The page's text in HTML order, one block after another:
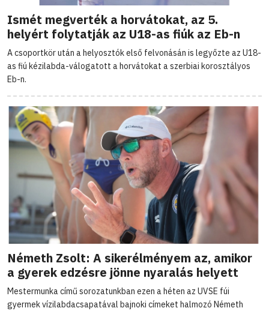
Ismét megverték a horvátokat, az 5.
helyért folytatják az U18-as fiúk az Eb-n
A csoportkör után a helyosztók első felvonásán is legyőzte az U18-
as fiú kézilabda-válogatott a horvátokat a szerbiai korosztályos
Eb-n.
Németh Zsolt: A sikerélményem az, amikor
a gyerek edzésre jönne nyaralás helyett
Mestermunka című sorozatunkban ezen a héten az UVSE fúi
gyermek vízilabdacsapatával bajnoki címeket halmozó Németh